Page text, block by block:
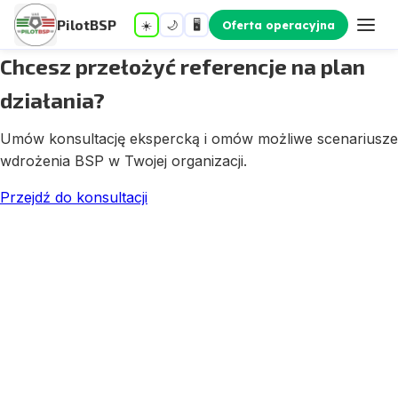
PilotBSP ☀️ 🌙 🖥️ Oferta operacyjna
Chcesz przełożyć referencje na plan
działania?
Umów konsultację ekspercką i omów możliwe scenariusze
wdrożenia BSP w Twojej organizacji.
Przejdź do konsultacji